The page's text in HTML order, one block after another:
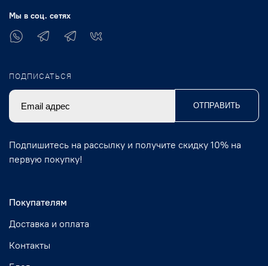
Покупателям
Доставка и оплата
Контакты
Мы в соц. сетях
ПОДПИСАТЬСЯ
ОТПРАВИТЬ
Подпишитесь на рассылку и получите скидку 10% на
первую покупку!